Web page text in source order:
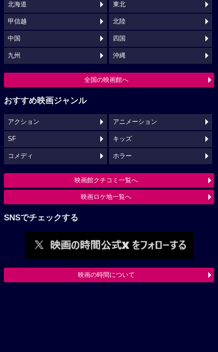
北海道 東北
甲信越 北陸
中国 四国
九州 沖縄
全国の映画館へ
おすすめ映画ジャンル
アクション アニメーション
SF キッズ
コメディ ホラー
映画館クチコミ一覧へ
映画ロケ地一覧へ
SNSでチェックする
映画の時間について